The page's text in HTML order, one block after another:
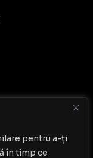
pentru a-ți
în timp ce